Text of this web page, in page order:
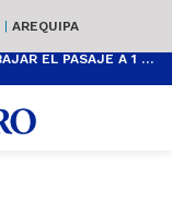
| AREQUIPA
AREQUIPA: SEIS EMPRESAS DEL SIT DEBEN BAJAR EL PASAJE A 1 SOL